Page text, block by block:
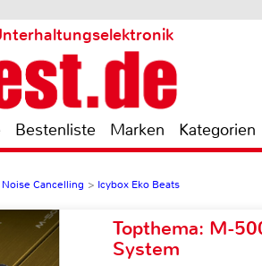
Bestenliste Marken Kategorien
Cancelling > Icybox Eko Beats
Topthema: M-
System